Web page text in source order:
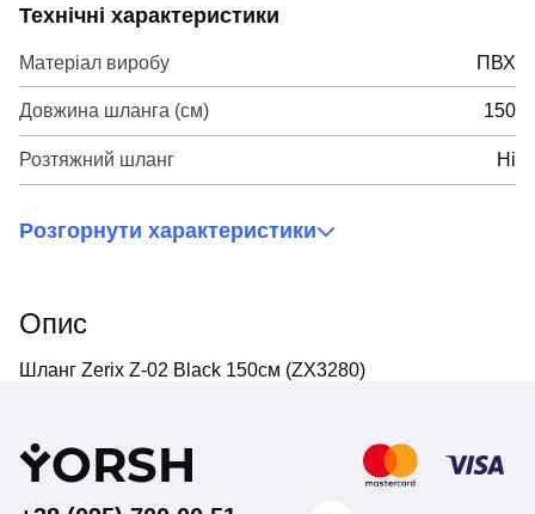
Технічні характеристики
Матеріал виробу ПВХ
Довжина шланга (см) 150
Розтяжний шланг Ні
Розгорнути характеристики
Опис
Шланг Zerix Z-02 Black 150см (ZX3280)
YORSH